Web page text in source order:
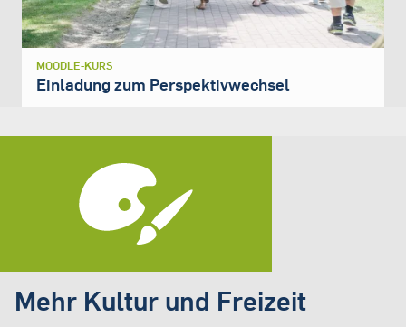
MOODLE-KURS
Einladung zum Perspektivwechsel
Mehr Kultur und Freizeit